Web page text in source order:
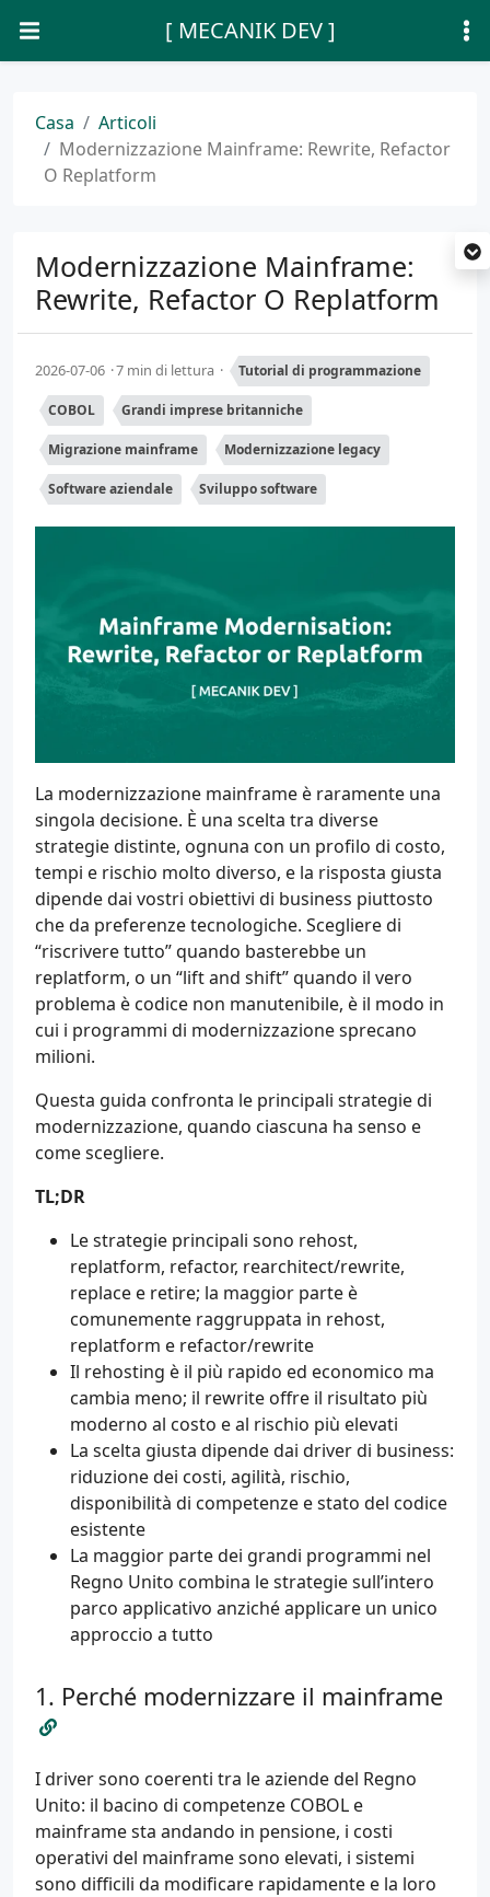
[ MECANIK DEV ]
Casa
Articoli
Modernizzazione Mainframe: Rewrite, Refactor
O Replatform
Modernizzazione Mainframe:
Rewrite, Refactor O Replatform
2026-07-06 7 min di lettura Tutorial di programmazione
COBOL Grandi imprese britanniche
Migrazione mainframe Modernizzazione legacy
Software aziendale Sviluppo software
La modernizzazione mainframe è raramente una
singola decisione. È una scelta tra diverse
strategie distinte, ognuna con un profilo di costo,
tempi e rischio molto diverso, e la risposta giusta
dipende dai vostri obiettivi di business piuttosto
che da preferenze tecnologiche. Scegliere di
“riscrivere tutto” quando basterebbe un
replatform, o un “lift and shift” quando il vero
problema è codice non manutenibile, è il modo in
cui i programmi di modernizzazione sprecano
milioni.
Questa guida confronta le principali strategie di
modernizzazione, quando ciascuna ha senso e
come scegliere.
TL;DR
Le strategie principali sono rehost,
replatform, refactor, rearchitect/rewrite,
replace e retire; la maggior parte è
comunemente raggruppata in rehost,
replatform e refactor/rewrite
Il rehosting è il più rapido ed economico ma
cambia meno; il rewrite offre il risultato più
moderno al costo e al rischio più elevati
La scelta giusta dipende dai driver di business:
riduzione dei costi, agilità, rischio,
disponibilità di competenze e stato del codice
esistente
La maggior parte dei grandi programmi nel
Regno Unito combina le strategie sull’intero
parco applicativo anziché applicare un unico
approccio a tutto
Perché modernizzare il mainframe
I driver sono coerenti tra le aziende del Regno
Unito: il bacino di competenze COBOL e
mainframe sta andando in pensione, i costi
operativi del mainframe sono elevati, i sistemi
sono difficili da modificare rapidamente e la loro